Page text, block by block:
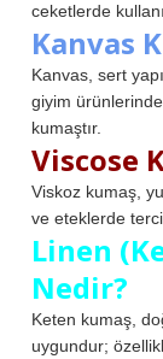
ceketlerde
Kanvas
Kanvas, sert
giyim
kumaştır.
Viscose
Viskoz kumaş,
ve eteklerde
Linen
Nedir?
Keten kumaş,
uygundur;